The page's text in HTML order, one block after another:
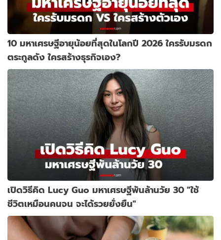
10 มหาเศรษฐีอายุน้อยที่สุดในโลกปี 2026 ใครรับมรดก
ตระกูลดัง ใครสร้างธุรกิจเอง?
เปิดวิธีคิด Lucy Guo มหาเศรษฐีพันล้านวัย 30 "ใช้
ชีวิตเหมือนคนจน จะได้รวยยั่งยืน"